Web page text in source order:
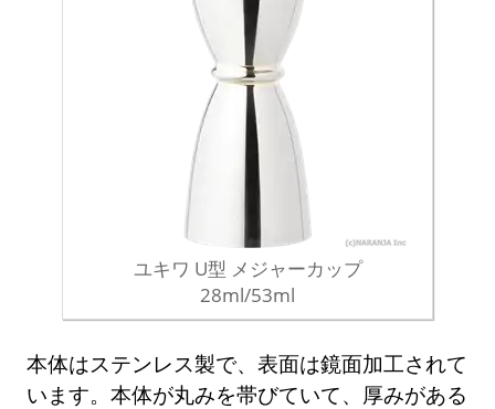
ユキワ U型 メジャーカップ
28ml/53ml
本体はステンレス製で、表面は鏡面加工されて
います。本体が丸みを帯びていて、厚みがある